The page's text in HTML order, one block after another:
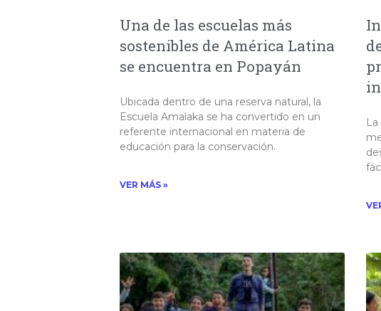
Una de las escuelas más
sostenibles de América Latina
se encuentra en Popayán
Ubicada dentro de una reserva natural, la
Escuela Amalaka se ha convertido en un
referente internacional en materia de
educación para la conservación.
VER MÁS »